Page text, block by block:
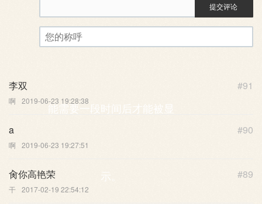
评论审核已启用。您的评论可
能需要一段时间后才能被显
示。
提交评论
#91
李双
啊 2019-06-23 19:28:38
#90
a
啊 2019-06-23 19:27:51
#89
肏你高艳荣
干 2017-02-19 22:54:12